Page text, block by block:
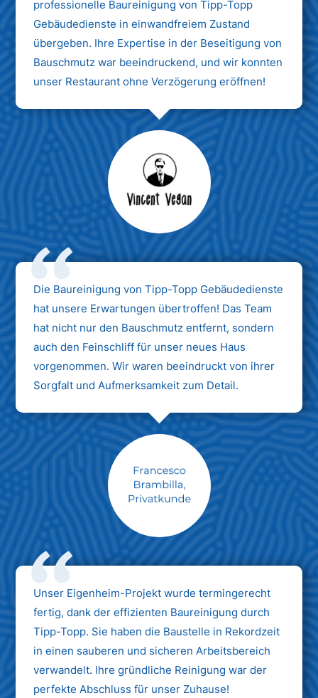
professionelle Baureinigung von Tipp-Topp
Gebäudedienste in einwandfreiem Zustand
übergeben. Ihre Expertise in der Beseitigung von
Bauschmutz war beeindruckend, und wir konnten
unser Restaurant ohne Verzögerung eröffnen!
Max Mustermann
Unternehmen AG
Die Baureinigung von Tipp-Topp Gebäudedienste
hat unsere Erwartungen übertroffen! Das Team
hat nicht nur den Bauschmutz entfernt, sondern
auch den Feinschliff für unser neues Haus
vorgenommen. Wir waren beeindruckt von ihrer
Sorgfalt und Aufmerksamkeit zum Detail.
Max Mustermann
Unternehmen AG
Unser Eigenheim-Projekt wurde termingerecht
fertig, dank der effizienten Baureinigung durch
Tipp-Topp. Sie haben die Baustelle in Rekordzeit
in einen sauberen und sicheren Arbeitsbereich
verwandelt. Ihre gründliche Reinigung war der
perfekte Abschluss für unser Zuhause!